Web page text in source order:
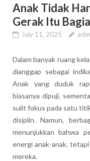
Anak Tidak
Gerak Itu
July 11, 2025
Dalam banyak ruang
dianggap sebagai
Anak yang duduk
biasanya dipuji,
sulit fokus pada satu
disiplin. Namun,
menunjukkan bahwa
energi anak-anak,
mereka.